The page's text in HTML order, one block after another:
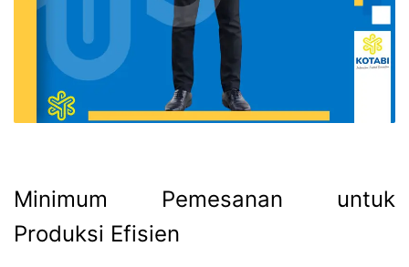
Minimum Pemesanan untuk
Produksi Efisien